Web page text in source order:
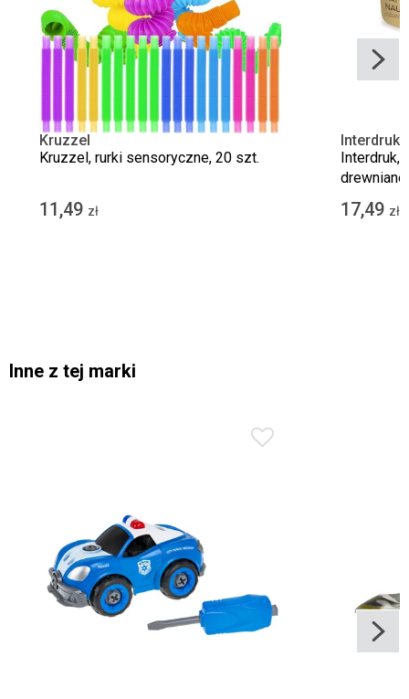
Kruzzel
Kruzzel, rurki sensoryczne, 20 szt.
11,49 zł
Interdruk
Interdruk,
drewniane
17,49 zł
Inne z tej marki